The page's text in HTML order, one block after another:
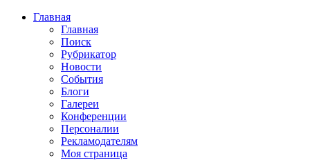
Skip to main content
Главная
Главная
Поиск
Рубрикатор
Новости
События
Блоги
Галереи
Конференции
Персоналии
Рекламодателям
Моя страница